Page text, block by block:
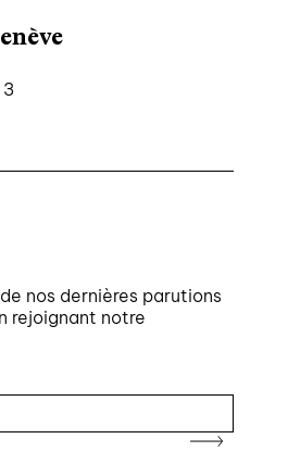
nos dernières parutions
rejoignant notre